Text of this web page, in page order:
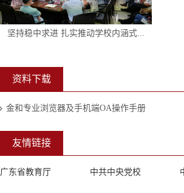
坚持稳中求进 扎实推动学校内涵式...
资料下载
金和专业浏览器及手机端OA操作手册
友情链接
广东省教育厅 中共中央党校